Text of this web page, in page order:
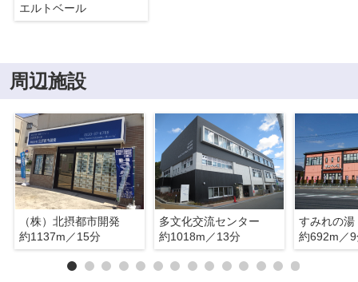
エルトベール
周辺施設
（株）北摂都市開発
約1137m／15分
多文化交流センター
約1018m／13分
すみれの湯
約692m／